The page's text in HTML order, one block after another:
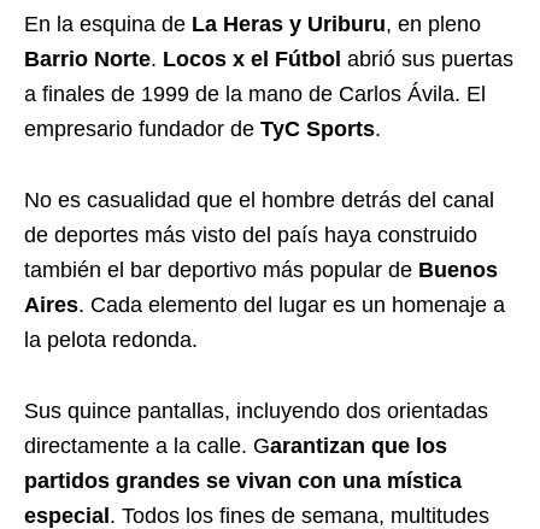
En la esquina de La Heras y Uriburu, en pleno
Barrio Norte. Locos x el Fútbol abrió sus puertas
a finales de 1999 de la mano de Carlos Ávila. El
empresario fundador de TyC Sports.
No es casualidad que el hombre detrás del canal
de deportes más visto del país haya construido
también el bar deportivo más popular de Buenos
Aires. Cada elemento del lugar es un homenaje a
la pelota redonda.
Sus quince pantallas, incluyendo dos orientadas
directamente a la calle. Garantizan que los
partidos grandes se vivan con una mística
especial. Todos los fines de semana, multitudes